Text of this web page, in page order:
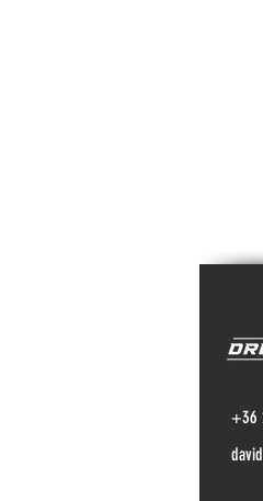
+36